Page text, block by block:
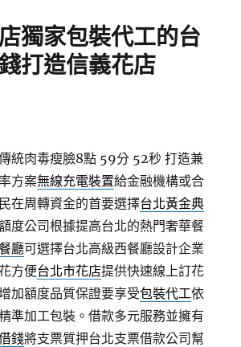
獨家包裝代工的台
打造信義花店
統肉毒瘦臉8點 59分 52秒 打造兼
方案無線充電裝置給金融機構或合
在周轉資金的首要選擇台北黃金典
度公司根據提高台北的熱門奢華餐
廳可選擇台北高級西餐廳設計企業
方便台北市花店提供快速線上訂花
加額度品質保證要享受包裝代工依
準加工包裝。借款多元服務並擁有
錢將支票質押台北支票借款公司幫